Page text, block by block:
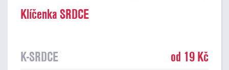
Klíčenka SRDCE
K-SRDCE od 19 Kč